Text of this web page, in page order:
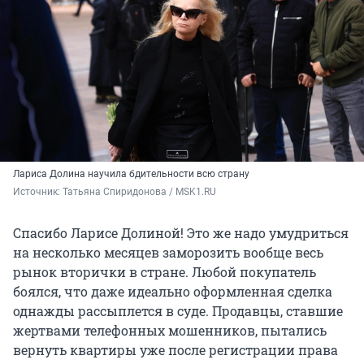
Лариса Долина научила бдительности всю страну
Источник: Татьяна Спиридонова / MSK1.RU
Спасибо Ларисе Долиной! Это же надо умудриться
на несколько месяцев заморозить вообще весь
рынок вторички в стране. Любой покупатель
боялся, что даже идеально оформленная сделка
однажды рассыплется в суде. Продавцы, ставшие
жертвами телефонных мошенников, пытались
вернуть квартиры уже после регистрации права